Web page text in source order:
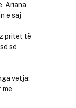
Ariana
e saj
pritet të
së
vetja:
me